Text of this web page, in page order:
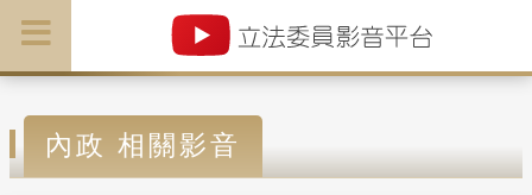
內政 相關影音